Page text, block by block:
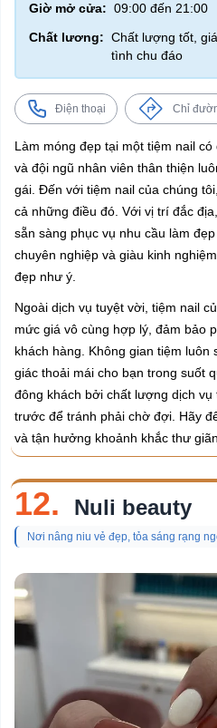
Giờ mở cửa: 09:00 đến 21:00
Chất lương: Chất lượng tốt,
tình chu đáo
Điện thoại Chỉ
Làm móng đẹp tại một tiệm nail
và đội ngũ nhân viên thân thiện
gái. Đến với tiệm nail của chúng
cả những điều đó. Với vị trí đắc
sẵn sàng phục vụ nhu cầu làm
chuyên nghiệp và giàu kinh
đẹp như ý.
Ngoài dịch vụ tuyệt vời, tiệm nail
mức giá vô cùng hợp lý, đảm bảo
khách hàng. Không gian tiệm luôn
giác thoải mái cho bạn trong suốt
đông khách bởi chất lượng dịch
trước để tránh phải chờ đợi. Hãy
và tận hưởng khoảnh khắc thư
12. Nuli beauty
Nơi nâng niu vẻ đẹp, tỏa sáng rạng